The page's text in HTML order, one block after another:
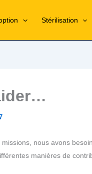
Stérilisation
nous avons
manières de